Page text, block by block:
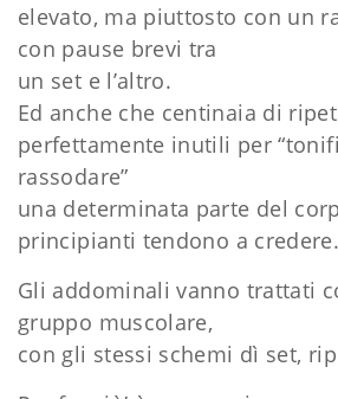
elevato, ma piuttosto con un
con pause brevi tra
un set e l’altro.
Ed anche che centinaia di
perfettamente inutili per
rassodare”
una determinata parte del
principianti tendono a credere.
Gli addominali vanno trattati
gruppo muscolare,
con gli stessi schemi dì set,